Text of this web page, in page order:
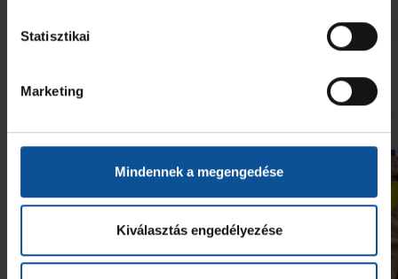
Statisztikai
Marketing
Mindennek a megengedése
Kiválasztás engedélyezése